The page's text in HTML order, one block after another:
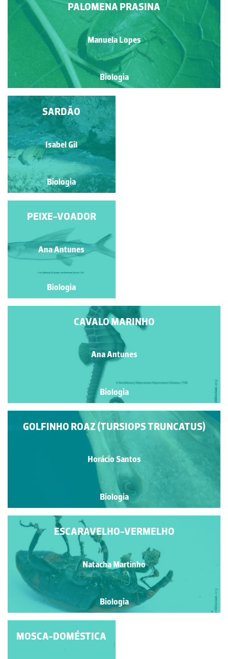
PALOMENA PRASINA
Manuela Lopes
Biologia
SOLHA OU LINGUADO
Natacha Martinho
Biologia
SARDÃO
Isabel Gil
Biologia
MONARCA
João Paulo Araújo
Fernandes
Biologia
CAVALO MARINHO
Ana Antunes
Biologia
GOLFINHO ROAZ (TURSIOPS TRUNCATUS)
Horácio Santos
Biologia
PEIXE-VOADOR
Ana Antunes
Biologia
ESCARAVELHO-VERMELHO
Natacha Martinho
Biologia
ESCARAVELHO-
MOSCA-DOMÉSTICA